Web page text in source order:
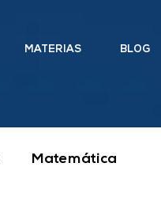
MATERIAS BLOG
Matemática